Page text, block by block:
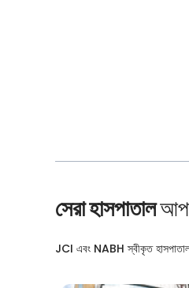
সেরা হাসপাতাল
JCI এবং NABH স্বীকৃত